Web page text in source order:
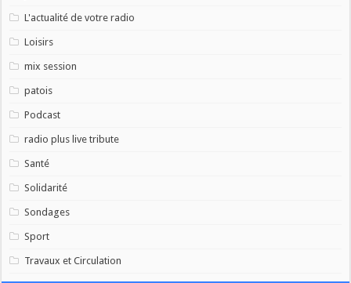
L'actualité de votre radio
Loisirs
mix session
patois
Podcast
radio plus live tribute
Santé
Solidarité
Sondages
Sport
Travaux et Circulation